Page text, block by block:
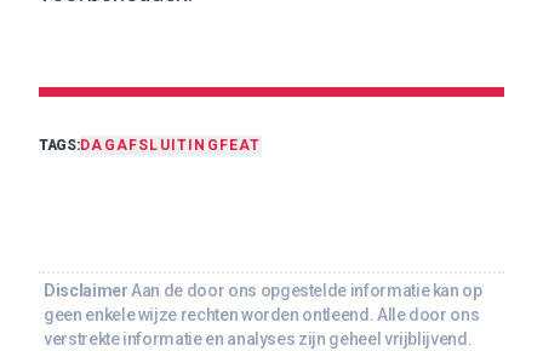
TAGS:DAGAFSLUITING FEAT
Disclaimer Aan de door ons opgestelde informatie kan op
geen enkele wijze rechten worden ontleend. Alle door ons
verstrekte informatie en analyses zijn geheel vrijblijvend.